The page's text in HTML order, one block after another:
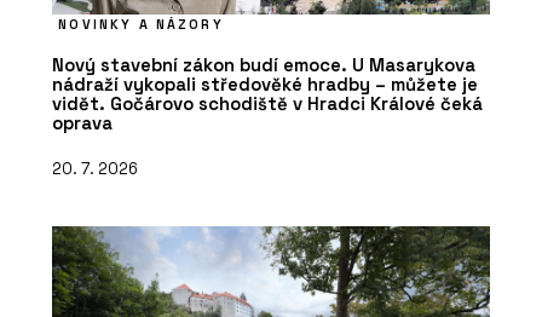
NOVINKY A NÁZORY
Nový stavební zákon budí emoce. U Masarykova
nádraží vykopali středověké hradby – můžete je
vidět. Gočárovo schodiště v Hradci Králové čeká
oprava
20. 7. 2026